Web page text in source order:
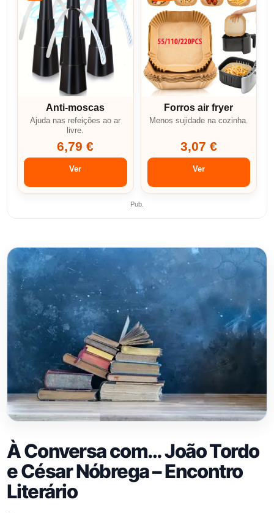
Anti-moscas
Ajuda nas refeições ao ar
livre.
6,79 €
Ver
Forros air fryer
Menos sujidade na cozinha.
3,07 €
Ver
Pub.
À Conversa com… João Tordo
e César Nóbrega – Encontro
Literário